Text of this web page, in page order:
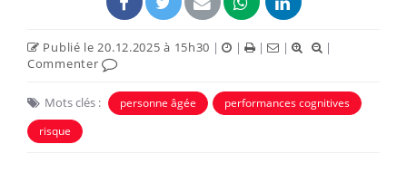
Publié le 20.12.2025 à 15h30 | | | |
|
Commenter
Mots clés : personne âgée
performances cognitives
risque